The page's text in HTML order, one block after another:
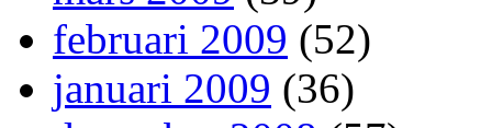
februari 2009 (52)
januari 2009 (36)